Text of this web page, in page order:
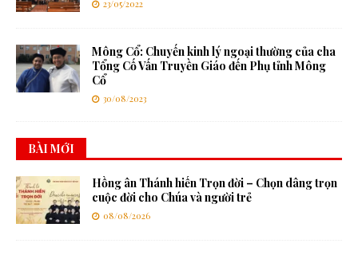
23/05/2022
Mông Cổ: Chuyến kinh lý ngoại thường của cha
Tổng Cố Vấn Truyền Giáo đến Phụ tỉnh Mông
Cổ
30/08/2023
BÀI MỚI
Hồng ân Thánh hiến Trọn đời – Chọn dâng trọn
cuộc đời cho Chúa và người trẻ
08/08/2026